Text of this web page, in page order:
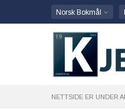
Norsk Bokmål
NETTSIDE ER UNDER